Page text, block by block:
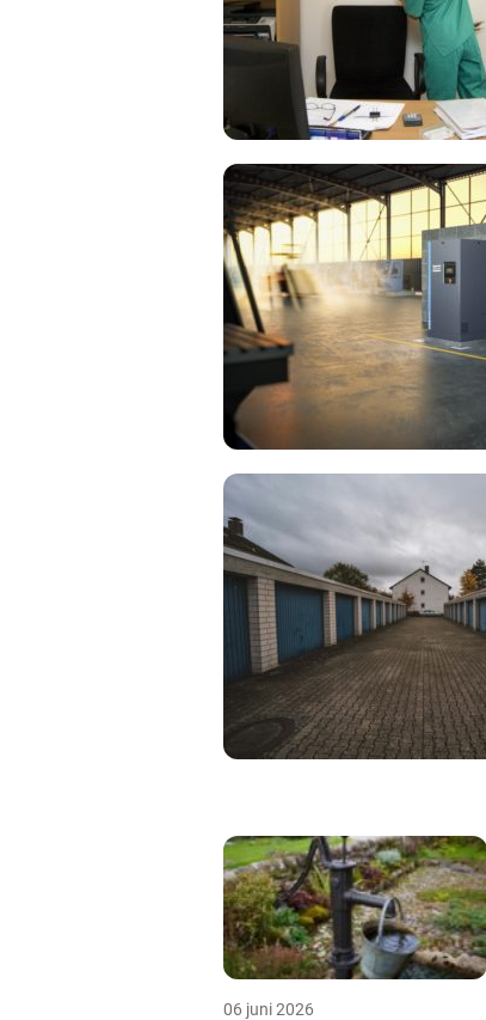
06 juni 2026